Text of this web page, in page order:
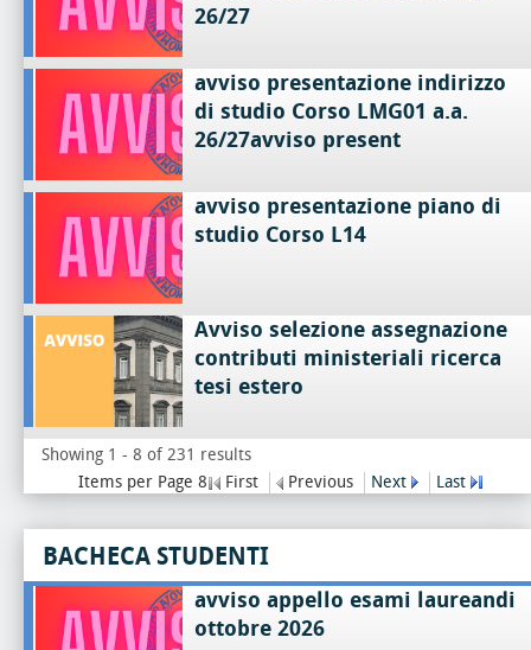
26/27
avviso presentazione indirizzo
di studio Corso LMG01 a.a.
26/27avviso present
avviso presentazione piano di
studio Corso L14
Avviso selezione assegnazione
contributi ministeriali ricerca
tesi estero
Showing 1 - 8 of 231 results
Items per Page 8
First Previous Next Last
BACHECA STUDENTI
avviso appello esami laureandi
ottobre 2026